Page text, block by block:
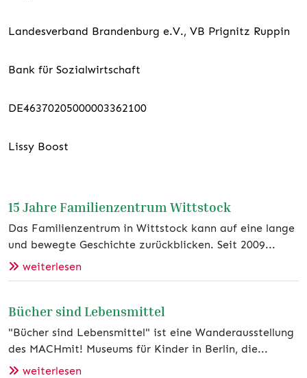
Landesverband Brandenburg e.V., VB Prignitz Ruppin
Bank für Sozialwirtschaft
DE46370205000003362100
Lissy Boost
15 Jahre Familienzentrum Wittstock
Das Familienzentrum in Wittstock kann auf eine lange
und bewegte Geschichte zurückblicken. Seit 2009...
weiterlesen
Bücher sind Lebensmittel
"Bücher sind Lebensmittel" ist eine Wanderausstellung
des MACHmit! Museums für Kinder in Berlin, die...
weiterlesen